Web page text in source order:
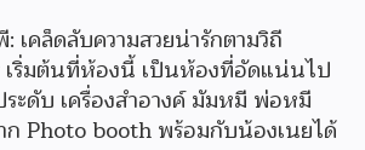
เคล็ดลับความสวยน่ารักตามวิถี
ริ่มต้นที่ห้องนี้ เป็นห้องที่อัดแน่นไป
ระดับ เครื่องสำอางค์ มัมหมี พ่อหมี
ก Photo booth พร้อมกับน้องเนยได้